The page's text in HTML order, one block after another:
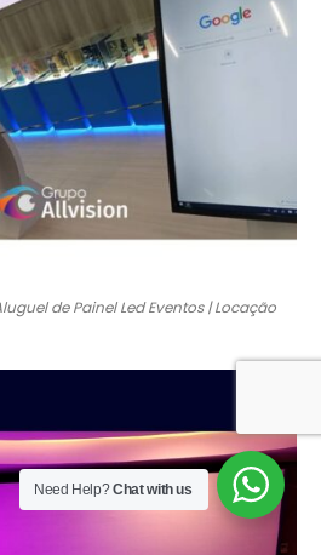
de Painel Led Eventos | Locação
Need Help?Chat with us